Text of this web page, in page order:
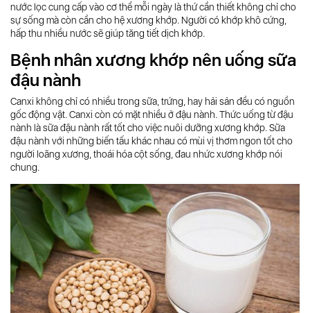
nước lọc cung cấp vào cơ thể mỗi ngày là thứ cần thiết không chỉ cho
sự sống mà còn cần cho hệ xương khớp. Người có khớp khô cứng,
hấp thu nhiều nước sẽ giúp tăng tiết dịch khớp.
Bệnh nhân xương khớp nên uống sữa
đậu nành
Canxi không chỉ có nhiều trong sữa, trứng, hay hải sản đều có nguồn
gốc động vật. Canxi còn có mặt nhiều ở đậu nành. Thức uống từ đậu
nành là sữa đậu nành rất tốt cho việc nuôi dưỡng xương khớp. Sữa
đậu nành với những biến tấu khác nhau có mùi vị thơm ngon tốt cho
người loãng xương, thoái hóa cột sống, đau nhức xương khớp nói
chung.